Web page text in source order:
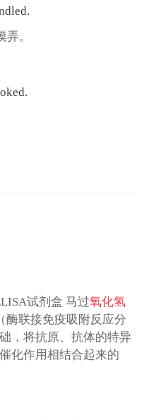
。
试剂盒 马过氧化氢
酶联接免疫吸附反应分
，将抗原、抗体的特异
化作用相结合起来的